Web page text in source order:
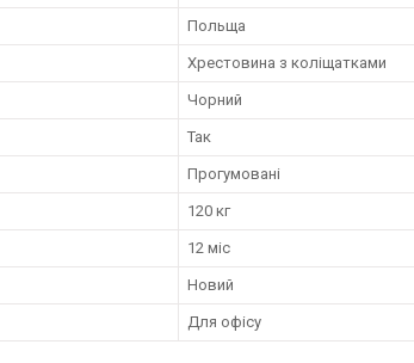
Польща
Хрестовина з коліщатками
Чорний
Так
Прогумовані
120 кг
12 міс
Новий
Для офісу